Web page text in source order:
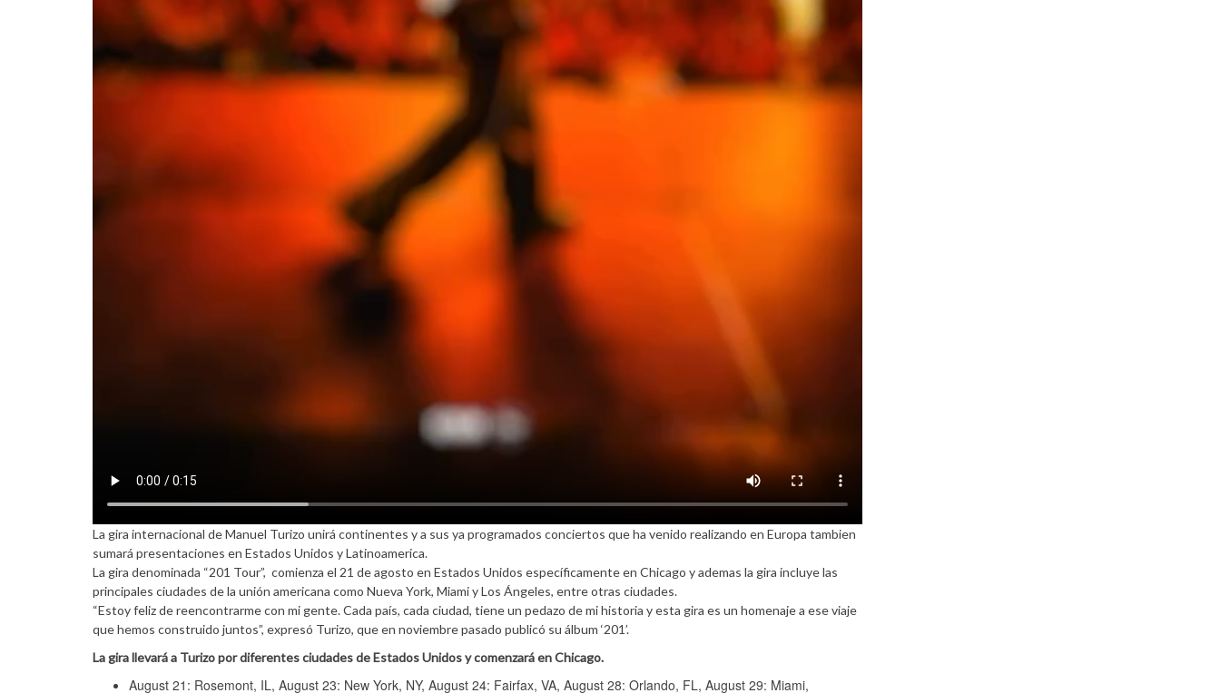
La gira internacional de Manuel Turizo unirá continentes y a sus ya programados conciertos que ha venido realizando en Europa tambien
sumará presentaciones en Estados Unidos y Latinoamerica.
La gira denominada “201 Tour”, comienza el 21 de agosto en Estados Unidos específicamente en Chicago y ademas la gira incluye las
principales ciudades de la unión americana como Nueva York, Miami y Los Ángeles, entre otras ciudades.
“Estoy feliz de reencontrarme con mi gente. Cada país, cada ciudad, tiene un pedazo de mi historia y esta gira es un homenaje a ese viaje
que hemos construido juntos”, expresó Turizo, que en noviembre pasado publicó su álbum ‘201’.
La gira llevará a Turizo por diferentes ciudades de Estados Unidos y comenzará en Chicago.
August 21: Rosemont, IL, August 23: New York, NY, August 24: Fairfax, VA, August 28: Orlando, FL, August 29: Miami,